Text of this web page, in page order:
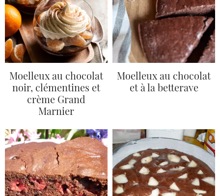
Moelleux au chocolat
noir, clémentines et
crème Grand
Marnier
Moelleux au chocolat
et à la betterave